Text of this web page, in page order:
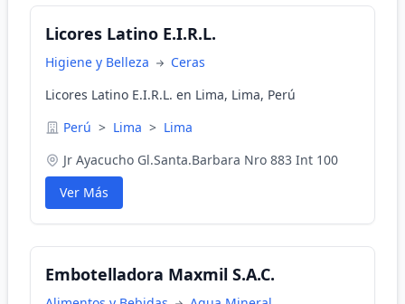
Licores Latino E.I.R.L.
Higiene y Belleza
Ceras
Licores Latino E.I.R.L. en Lima, Lima, Perú
Perú > Lima > Lima
Jr Ayacucho Gl.Santa.Barbara Nro 883 Int 100
Ver Más
Embotelladora Maxmil S.A.C.